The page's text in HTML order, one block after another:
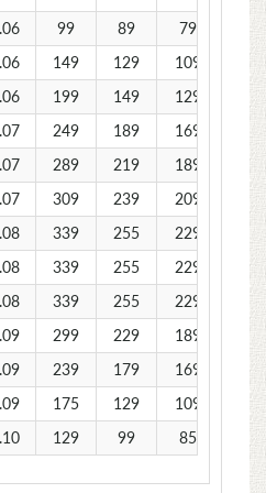
99 89
79
149 129
109
199 149
129
249 189
169
289 219
189
309 239
209
339 255
229
339 255
229
339 255
229
299 229
189
239 179
169
175 129
109
129 99 85